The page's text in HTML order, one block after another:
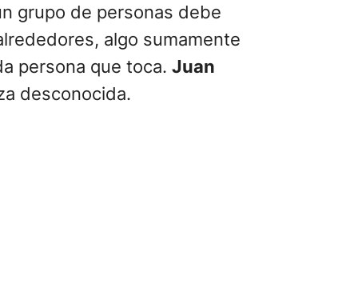
grupo de personas debe
algo sumamente
persona que toca. Juan
desconocida.